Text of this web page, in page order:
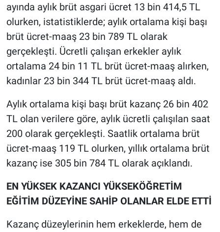
ayında aylık brüt asgari ücret 13 bin 414,5 TL
olurken, istatistiklerde; aylık ortalama kişi başı
brüt ücret-maaş 23 bin 789 TL olarak
gerçekleşti. Ücretli çalışan erkekler aylık
ortalama 24 bin 11 TL brüt ücret-maaş alırken,
kadınlar 23 bin 344 TL brüt ücret-maaş aldı.
Aylık ortalama kişi başı brüt kazanç 26 bin 402
TL olan verilere göre, aylık ücretli çalışılan saat
200 olarak gerçekleşti. Saatlik ortalama brüt
ücret-maaş 119 TL olurken, yıllık ortalama brüt
kazanç ise 305 bin 784 TL olarak açıklandı.
EN YÜKSEK KAZANCI YÜKSEKÖĞRETİM
EĞİTİM DÜZEYİNE SAHİP OLANLAR ELDE ETTİ
Kazanç düzeylerinin hem erkeklerde, hem de